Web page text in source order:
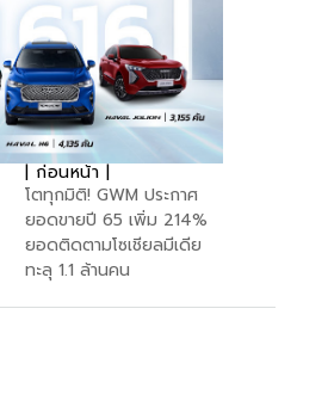
| ก่อนหน้า |
โตทุกมิติ! GWM ประกาศ
ยอดขายปี 65 เพิ่ม 214%
ยอดติดตามโซเชียลมีเดีย
ทะลุ 1.1 ล้านคน